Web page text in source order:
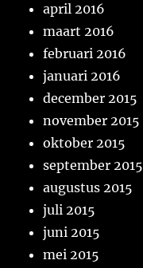
april 2016
maart 2016
februari 2016
januari 2016
december 2015
november 2015
oktober 2015
september 2015
augustus 2015
juli 2015
juni 2015
mei 2015